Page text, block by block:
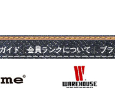
イド｜会員ランクについて｜ブ